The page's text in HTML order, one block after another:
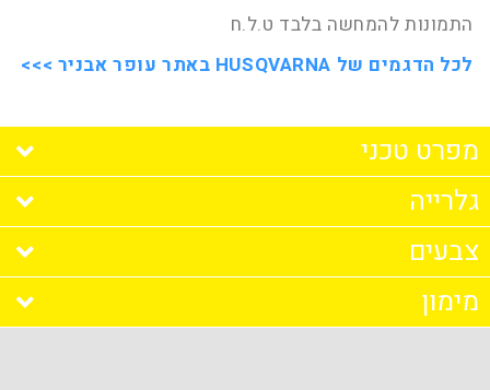
התמונות להמחשה בלבד ט.ל.ח
לכל הדגמים של HUSQVARNA באתר עופר אבניר >>>
מפרט טכני
מנוע
הזנת דלק: קרבורטור
גלרייה
צבעים
מימון